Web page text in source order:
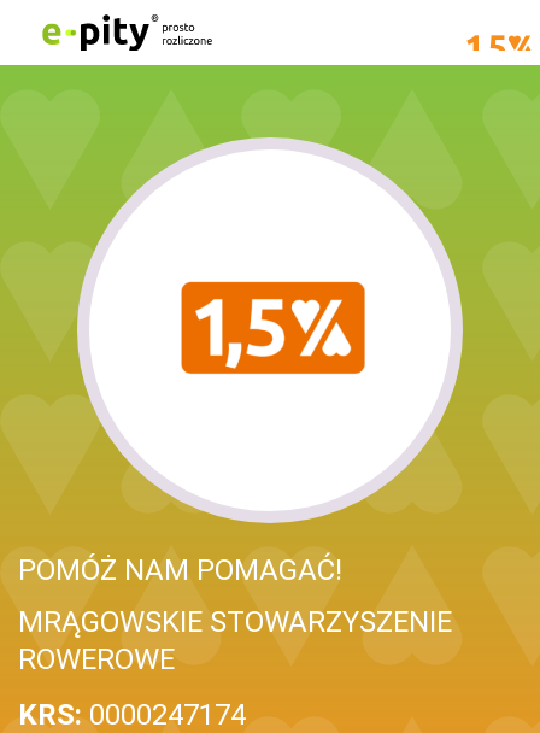
POMÓŻ NAM POMAGAĆ!
MRĄGOWSKIE STOWARZYSZENIE
ROWEROWE
KRS: 0000247174